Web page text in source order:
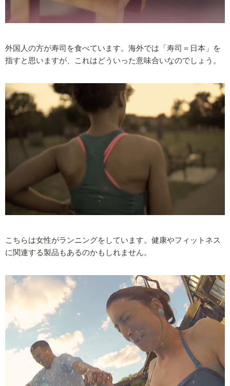
外国人の方が寿司を食べています。海外では「寿司＝日本」を
指すと思いますが、これはどういった意味合いなのでしょう。
こちらは女性がランニングをしています。健康やフィットネス
に関連する製品もあるのかもしれません。